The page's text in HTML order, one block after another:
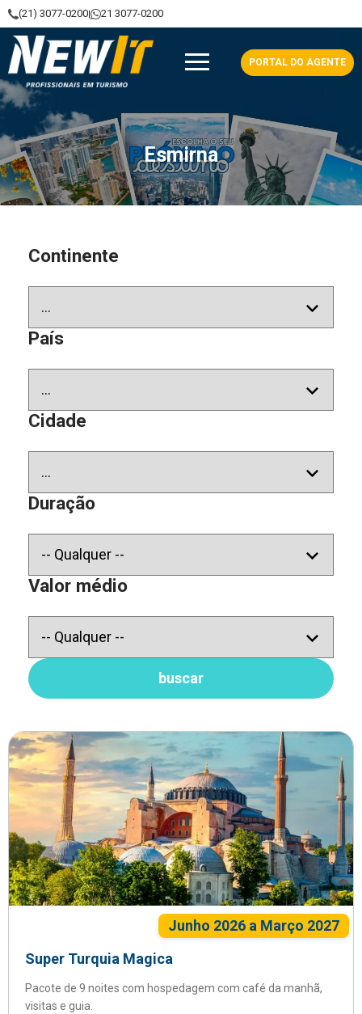
(21) 3077-0200 21 3077-0200
NewIt - Profissionais em Turismo
PORTAL DO AGENTE
Esmirna
Continente
País
Cidade
Duração
Valor médio
buscar
Junho 2026 a Março 2027
Super Turquia Magica
Pacote de 9 noites com hospedagem com café da manhã,
visitas e guia.